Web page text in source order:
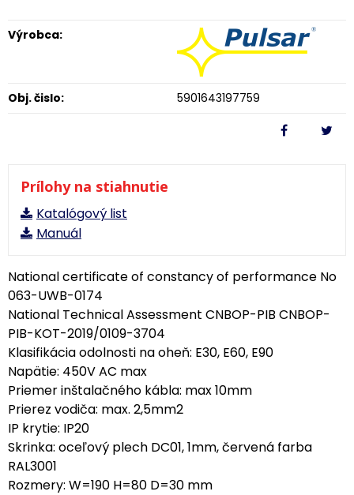
Výrobca:
Obj. čislo: 5901643197759
Prílohy na stiahnutie
Katalógový list
Manuál
National certificate of constancy of performance No
063-UWB-0174
National Technical Assessment CNBOP-PIB CNBOP-
PIB-KOT-2019/0109-3704
Klasifikácia odolnosti na oheň: E30, E60, E90
Napätie: 450V AC max
Priemer inštalačného kábla: max 10mm
Prierez vodiča: max. 2,5mm2
IP krytie: IP20
Skrinka: oceľový plech DC01, 1mm, červená farba
RAL3001
Rozmery: W=190 H=80 D=30 mm